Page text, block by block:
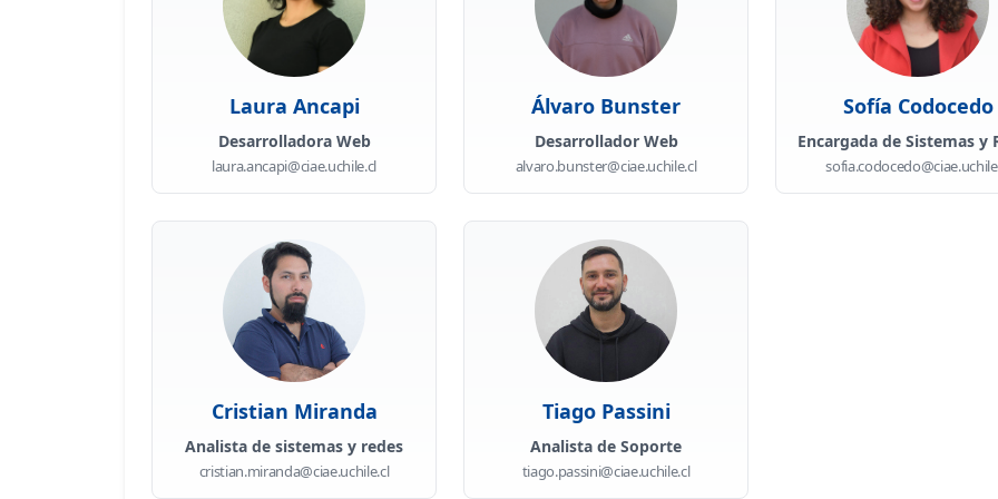
Laura Ancapi
Desarrolladora Web
laura.ancapi@ciae.uchile.cl
Álvaro Bunster
Desarrollador Web
alvaro.bunster@ciae.uchile.cl
Sofía Codocedo
Encargada de Sistemas y
Cristian Miranda
Analista de sistemas y redes
cristian.miranda@ciae.uchile.cl
Tiago Passini
Analista de Soporte
tiago.passini@ciae.uchile.cl